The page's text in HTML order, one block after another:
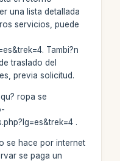
una lista detallada
servicios, puede
Tambi?n
traslado del
previa solicitud.
ropa se
.
se hace por internet
se paga un